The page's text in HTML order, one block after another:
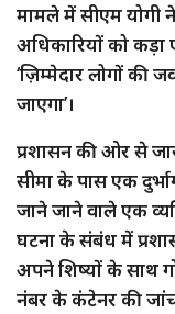
मामले में सीएम योगी
अधिकारियों को
‘ज़िम्मेदार लोगों की
जाएगा’।
प्रशासन की ओर से
सीमा के पास एक
जाने जाने वाले एक
घटना के संबंध में
अपने शिष्यों के साथ
नंबर के कंटेनर की